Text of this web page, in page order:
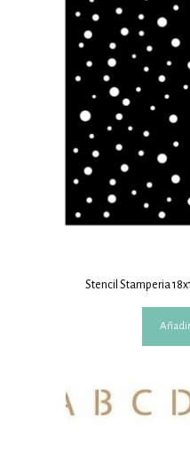
Stencil Stamperia